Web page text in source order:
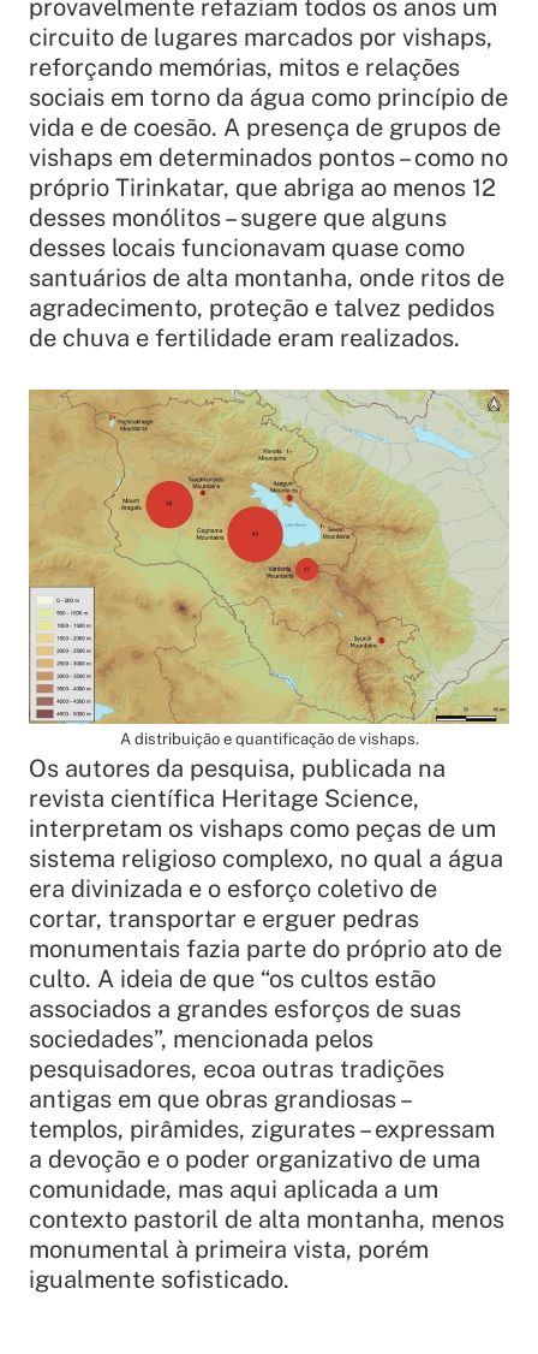
provavelmente refaziam todos os anos um
circuito de lugares marcados por vishaps,
reforçando memórias, mitos e relações
sociais em torno da água como princípio de
vida e de coesão. A presença de grupos de
vishaps em determinados pontos – como no
próprio Tirinkatar, que abriga ao menos 12
desses monólitos – sugere que alguns
desses locais funcionavam quase como
santuários de alta montanha, onde ritos de
agradecimento, proteção e talvez pedidos
de chuva e fertilidade eram realizados.
A distribuição e quantificação de vishaps.
Os autores da pesquisa, publicada na
revista científica Heritage Science,
interpretam os vishaps como peças de um
sistema religioso complexo, no qual a água
era divinizada e o esforço coletivo de
cortar, transportar e erguer pedras
monumentais fazia parte do próprio ato de
culto. A ideia de que “os cultos estão
associados a grandes esforços de suas
sociedades”, mencionada pelos
pesquisadores, ecoa outras tradições
antigas em que obras grandiosas –
templos, pirâmides, zigurates – expressam
a devoção e o poder organizativo de uma
comunidade, mas aqui aplicada a um
contexto pastoril de alta montanha, menos
monumental à primeira vista, porém
igualmente sofisticado.